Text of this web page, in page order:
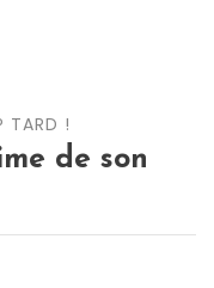
TARD !
de son